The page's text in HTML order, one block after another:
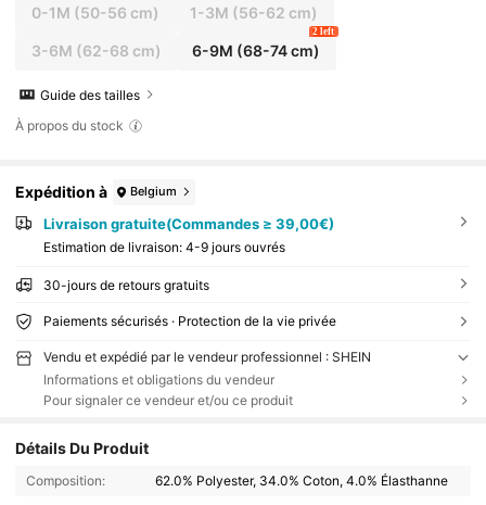
0-1M (50-56 cm) 1-3M (56-62 cm)
3-6M (62-68 cm) 6-9M (68-74 cm)
2 left
Guide des tailles
À propos du stock
Expédition à Belgium
Livraison gratuite(Commandes ≥ 39,00€)
Estimation de livraison: 4-9 jours ouvrés
30-jours de retours gratuits
Paiements sécurisés · Protection de la vie privée
Vendu et expédié par le vendeur professionnel : SHEIN
Informations et obligations du vendeur
Pour signaler ce vendeur et/ou ce produit
Détails Du Produit
Composition: 62.0% Polyester, 34.0% Coton, 4.0% Élasthanne